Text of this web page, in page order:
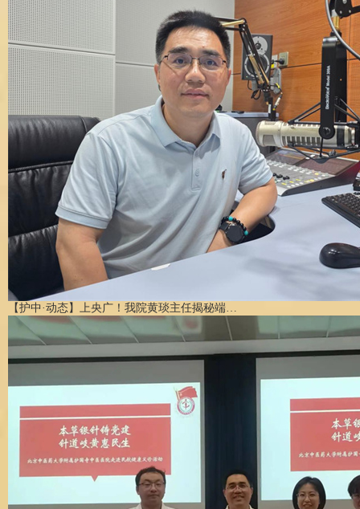
【护中·动态】上央广！我院黄琰主任揭秘端…